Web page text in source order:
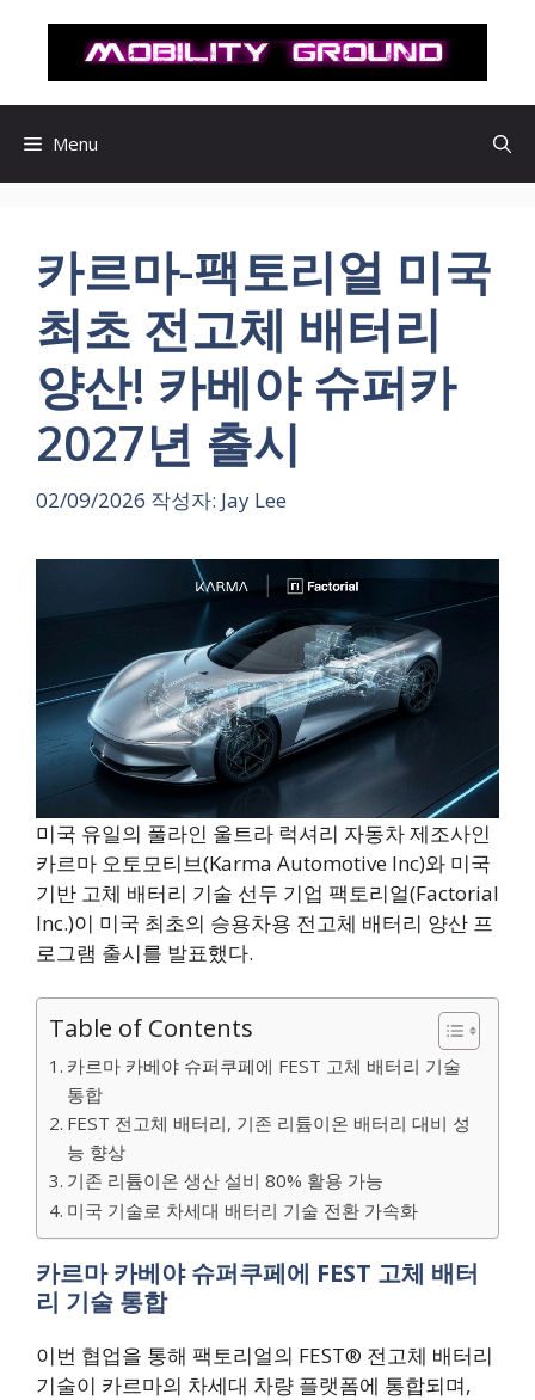
로
Menu
카르마-팩토리얼 미국
최초 전고체 배터리
양산! 카베야 슈퍼카
2027년 출시
02/09/2026 작성자: Jay Lee
미국 유일의 풀라인 울트라 럭셔리 자동차 제조사인
카르마 오토모티브(Karma Automotive Inc)와 미국
기반 고체 배터리 기술 선두 기업 팩토리얼(Factorial
Inc.)이 미국 최초의 승용차용 전고체 배터리 양산 프
로그램 출시를 발표했다.
Table of Contents
카르마 카베야 슈퍼쿠페에 FEST 고체 배터리 기술
통합
FEST 전고체 배터리, 기존 리튬이온 배터리 대비 성
능 향상
기존 리튬이온 생산 설비 80% 활용 가능
미국 기술로 차세대 배터리 기술 전환 가속화
카르마 카베야 슈퍼쿠페에 FEST 고체 배터
리 기술 통합
이번 협업을 통해 팩토리얼의 FEST® 전고체 배터리
기술이 카르마의 차세대 차량 플랫폼에 통합되며,